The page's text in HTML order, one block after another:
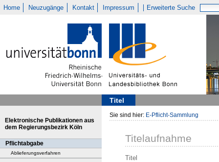
Home Neuzugänge Kontakt Impressum Erweiterte Suche
Titel
Elektronische Publikationen aus
dem Regierungsbezirk Köln
Pflichtabgabe
Ablieferungsverfahren
Sie sind hier: E-Pflicht-Sammlung
Titelaufnahme
Titel